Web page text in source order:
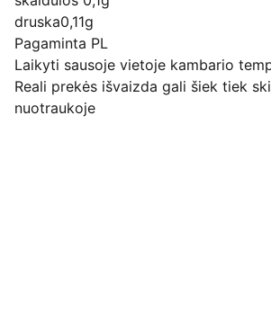
druska0,11g
Pagaminta PL
Laikyti sausoje vietoje kambario
Reali prekės išvaizda gali šiek tiek
nuotraukoje